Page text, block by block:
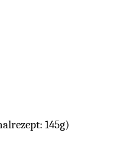
145g)